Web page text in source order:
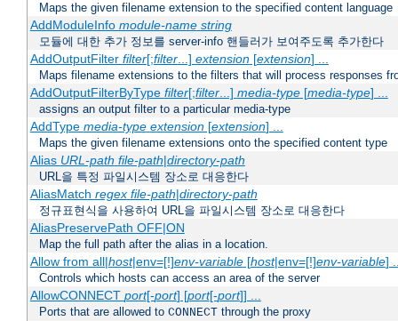
Maps the given filename extension to the specified content language
AddModuleInfo module-name string
모듈에 대한 추가 정보를 server-info 핸들러가 보여주도록 추가한다
AddOutputFilter filter[;filter...] extension[extension] ...
Maps filename extensions to the filters that will process responses
AddOutputFilterByType filter[;filter...] media-type[media-type] ...
assigns an output filter to a particular media-type
AddType media-type extension[extension] ...
Maps the given filename extensions onto the specified content type
Alias URL-path file-path|directory-path
URL을 특정 파일시스템 장소로 대응한다
AliasMatch regex file-path|directory-path
정규표현식을 사용하여 URL을 파일시스템 장소로 대응한다
AliasPreservePath OFF|ON
Map the full path after the alias in a location.
Allow from all|host|env=[!]env-variable[host|env=[!]env-variable]
Controls which hosts can access an area of the server
AllowCONNECT port[-port] [port[-port]] ...
Ports that are allowed to CONNECT through the proxy